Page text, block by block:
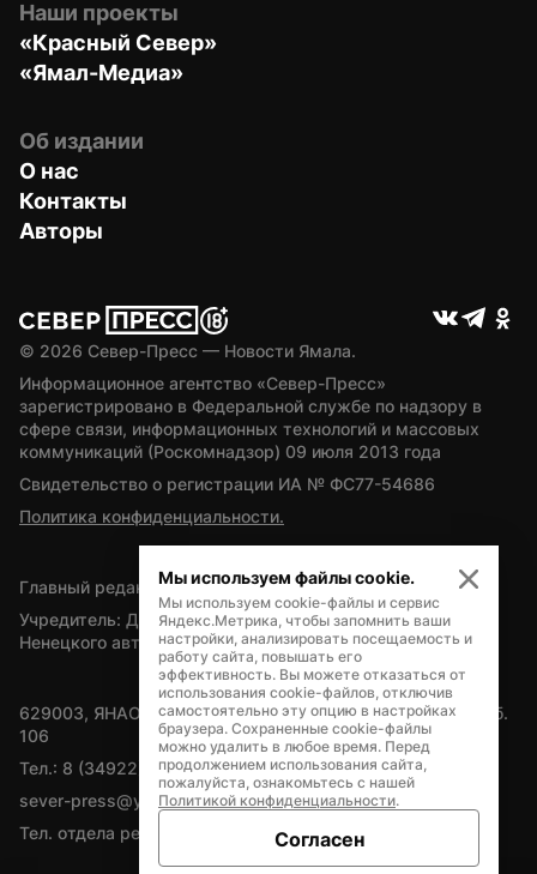
Наши проекты
«Красный Север»
«Ямал-Медиа»
Об издании
О нас
Контакты
Авторы
© 2026 Север-Пресс — Новости Ямала.
Информационное агентство «Север-Пресс»
зарегистрировано в Федеральной службе по надзору в
сфере связи, информационных технологий и массовых
коммуникаций (Роскомнадзор) 09 июля 2013 года
Свидетельство о регистрации ИА № ФС77-54686
Политика конфиденциальности.
Главный редактор — А.Л. Поздеев
Учредитель: Департамент внутренней политики Ямало-
Ненецкого автономного округа
629003, ЯНАО, Салехард, мкр. Богдана Кнунянца, д.1, каб.
106
Тел.: 8 (34922) 71262
sever-press@yamal-media.ru
Тел. отдела рекламы: 8 (34922) 42728
Мы используем файлы cookie.
Мы используем cookie-файлы и сервис
Яндекс.Метрика, чтобы запомнить ваши
настройки, анализировать посещаемость и
работу сайта, повышать его
эффективность. Вы можете отказаться от
использования cookie-файлов, отключив
самостоятельно эту опцию в настройках
браузера. Сохраненные cookie-файлы
можно удалить в любое время. Перед
продолжением использования сайта,
пожалуйста, ознакомьтесь с нашей
Политикой конфиденциальности.
Согласен